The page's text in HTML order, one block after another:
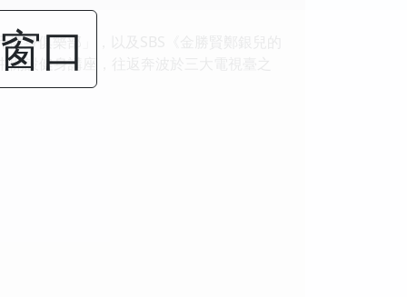
身俱樂部」，以及SBS《金勝賢鄭銀兒的
設健身講座，往返奔波於三大電視臺之
口